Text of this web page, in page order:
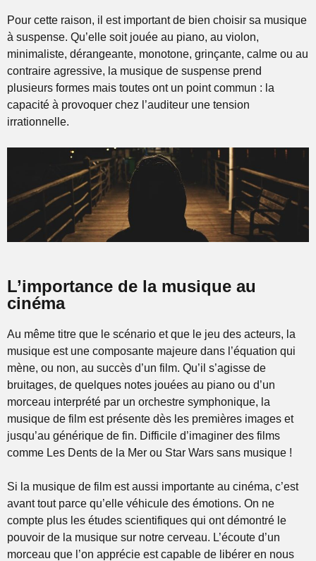
Pour cette raison, il est important de bien choisir sa musique
à suspense. Qu’elle soit jouée au piano, au violon,
minimaliste, dérangeante, monotone, grinçante, calme ou au
contraire agressive, la musique de suspense prend
plusieurs formes mais toutes ont un point commun : la
capacité à provoquer chez l’auditeur une tension
irrationnelle.
L’importance de la musique au
cinéma
Au même titre que le scénario et que le jeu des acteurs, la
musique est une composante majeure dans l’équation qui
mène, ou non, au succès d’un film. Qu’il s’agisse de
bruitages, de quelques notes jouées au piano ou d’un
morceau interprété par un orchestre symphonique, la
musique de film est présente dès les premières images et
jusqu’au générique de fin. Difficile d’imaginer des films
comme Les Dents de la Mer ou Star Wars sans musique !
Si la musique de film est aussi importante au cinéma, c’est
avant tout parce qu’elle véhicule des émotions. On ne
compte plus les études scientifiques qui ont démontré le
pouvoir de la musique sur notre cerveau. L’écoute d’un
morceau que l’on apprécie est capable de libérer en nous